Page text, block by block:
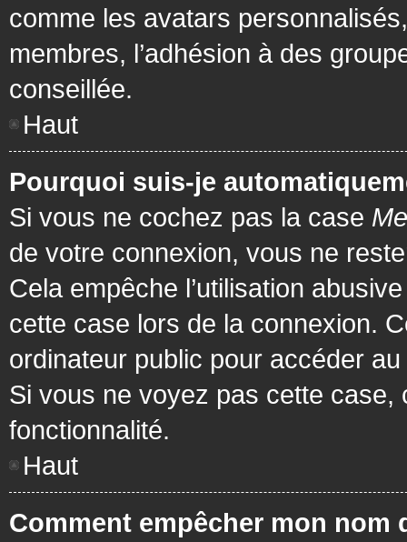
comme les avatars
membres, l’adhésion à des
conseillée.
Haut
Pourquoi suis-je
Si vous ne cochez pas la case
de votre connexion, vous ne
Cela empêche l’utilisation
cette case lors de la connexion.
ordinateur public pour accéder
Si vous ne voyez pas cette case,
fonctionnalité.
Haut
Comment empêcher mon nom